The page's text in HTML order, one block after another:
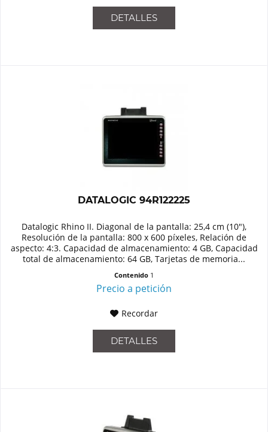
DETALLES
DATALOGIC 94R122225
Datalogic Rhino II. Diagonal de la pantalla: 25,4 cm (10"),
Resolución de la pantalla: 800 x 600 píxeles, Relación de
aspecto: 4:3. Capacidad de almacenamiento: 4 GB, Capacidad
total de almacenamiento: 64 GB, Tarjetas de memoria...
Contenido 1
Precio a petición
Recordar
DETALLES